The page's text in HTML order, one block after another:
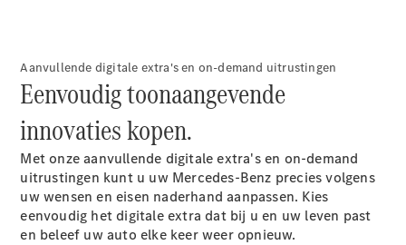
GLC
GLC Coupé
GLE
GLE Coupé
GLE
Coupé
Nieuw
GLS Nieuw
Mercedes-
Maybach
Nieuw
Aanvullende digitale extra's en on-demand uitrustingen
Eenvoudig toonaangevende
innovaties kopen.
Met onze aanvullende digitale extra's en on-demand
uitrustingen kunt u uw Mercedes-Benz precies volgens
uw wensen en eisen naderhand aanpassen. Kies
eenvoudig het digitale extra dat bij u en uw leven past
en beleef uw auto elke keer weer opnieuw.